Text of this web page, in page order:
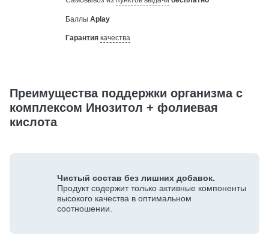
Баллы Aplay
Гарантия качества
Преимущества поддержки организма с
комплексом Инозитол + фолиевая
кислота
Чистый состав без лишних добавок.
Продукт содержит только активные компоненты
высокого качества в оптимальном
соотношении.